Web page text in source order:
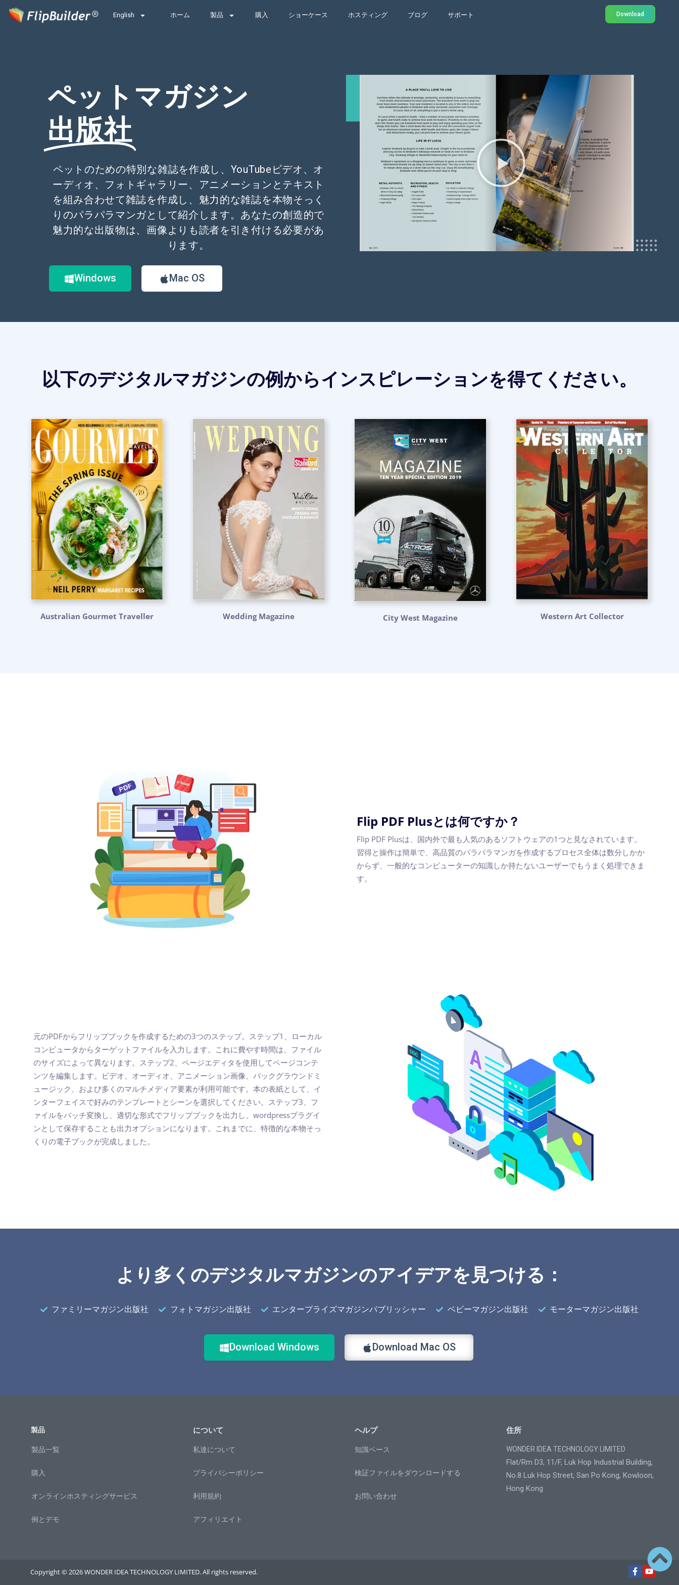
English ホーム 製品 購入 ショーケース ホスティング ブログ サポート Download
ペットマガジン
出版社
ペットのための特別な雑誌を作成し、YouTubeビデオ、オ
ーディオ、フォトギャラリー、アニメーションとテキスト
を組み合わせて雑誌を作成し、魅力的な雑誌を本物そっく
りのパラパラマンガとして紹介します。あなたの創造的で
魅力的な出版物は、画像よりも読者を引き付ける必要があ
ります。
Windows Mac OS
以下のデジタルマガジンの例からインスピレーションを得てください。
Australian Gourmet Traveller Wedding Magazine City West Magazine Western Art Collector
Flip PDF Plusとは何ですか？
Flip PDF Plusは、国内外で最も人気のあるソフトウェアの1つと見なされています。
習得と操作は簡単で、高品質のパラパラマンガを作成するプロセス全体は数分しかか
からず、一般的なコンピューターの知識しか持たないユーザーでもうまく処理できま
す。
元のPDFからフリップブックを作成するための3つのステップ。ステップ1、ローカル
コンピュータからターゲットファイルを入力します。これに費やす時間は、ファイル
のサイズによって異なります。ステップ2、ページエディタを使用してページコンテ
ンツを編集します。ビデオ、オーディオ、アニメーション画像、バックグラウンドミ
ュージック、および多くのマルチメディア要素が利用可能です。本の表紙として、イ
ンターフェイスで好みのテンプレートとシーンを選択してください。ステップ3、フ
ァイルをバッチ変換し、適切な形式でフリップブックを出力し、wordpressプラグイ
ンとして保存することも出力オプションになります。これまでに、特徴的な本物そっ
くりの電子ブックが完成しました。
より多くのデジタルマガジンのアイデアを見つける：
ファミリーマガジン出版社 フォトマガジン出版社 エンタープライズマガジンパブリッシャー ベビーマガジン出版社 モーターマガジン出版社
Download Windows Download Mac OS
製品
製品一覧
購入
オンラインホスティングサービス
例とデモ
について
私達について
プライバシーポリシー
利用規約
アフィリエイト
ヘルプ
知識ベース
検証ファイルをダウンロードする
お問い合わせ
住所
WONDER IDEA TECHNOLOGY LIMITED
Flat/Rm D3, 11/F, Luk Hop Industrial Building,
No.8 Luk Hop Street, San Po Kong, Kowloon,
Hong Kong
Copyright © 2026 WONDER IDEA TECHNOLOGY LIMITED. All rights reserved.